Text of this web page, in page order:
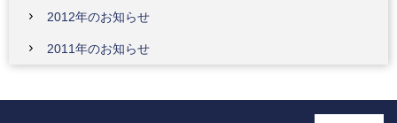
2012年のお知らせ
2011年のお知らせ